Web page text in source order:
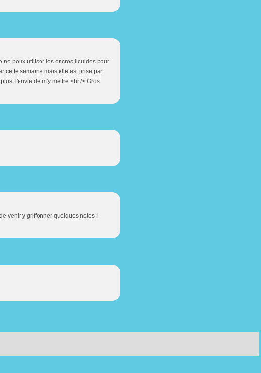
ne peux utiliser les encres liquides pour
cette semaine mais elle est prise par
l'envie de m'y mettre.<br /> Gros
venir y griffonner quelques notes !